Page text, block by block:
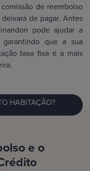
de reembolso
de pagar. Antes
pode ajudar a
que a sua
taxa fixa é a mais
HABITAÇÃO?
e o